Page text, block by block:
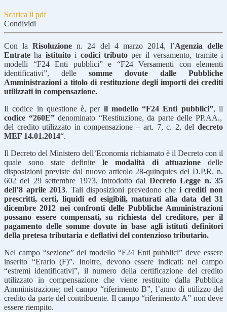
Scarica il pdf
Condividi
Con laRisoluzione n. 24 del 4 marzo 2014, l’Agenzia delle
Entrate ha istituitoi codici tributo per il versamento, tramite i
modelli “F24 Enti pubblici” e “F24 Versamenti con elementi
identificativi”, delle somme dovute dalle Pubbliche
Amministrazioni a titolo di restituzione degli importi dei crediti
utilizzati in compensazione.
Il codice in questione è, per il modello “F24 Enti pubblici”, il
codice “260E”denominato “Restituzione, da parte delle PP.AA.,
del credito utilizzato in compensazione – art. 7, c. 2, del decreto
MEF 14.01.2014“.
Il Decreto del Ministero dell’Economia richiamato è il Decreto con il
quale sono state definite le modalità di attuazione delle
disposizioni previste dal nuovo articolo 28-quinquies del D.P.R. n.
602 del 29 settembre 1973, introdotto dal Decreto Legge n. 35
dell’8 aprile 2013. Tali disposizioni prevedono che i crediti non
prescritti, certi, liquidi ed esigibili, maturati alla data del 31
dicembre 2012 nei confronti delle Pubbliche Amministrazioni
possano essere compensati, su richiesta del creditore, per il
pagamento delle somme dovute in base agli istituti definitori
della pretesa tributaria e deflativi del contenzioso tributario.
Nel campo “sezione” del modello “F24 Enti pubblici” deve essere
inserito “Erario (F)”. Inoltre, devono essere indicati: nel campo
“estremi identificativi”, il numero della certificazione del credito
utilizzato in compensazione che viene restituito dalla Pubblica
Amministrazione; nel campo “riferimento B”, l’anno di utilizzo del
credito da parte del contribuente. Il campo “riferimento A” non deve
essere riempito.